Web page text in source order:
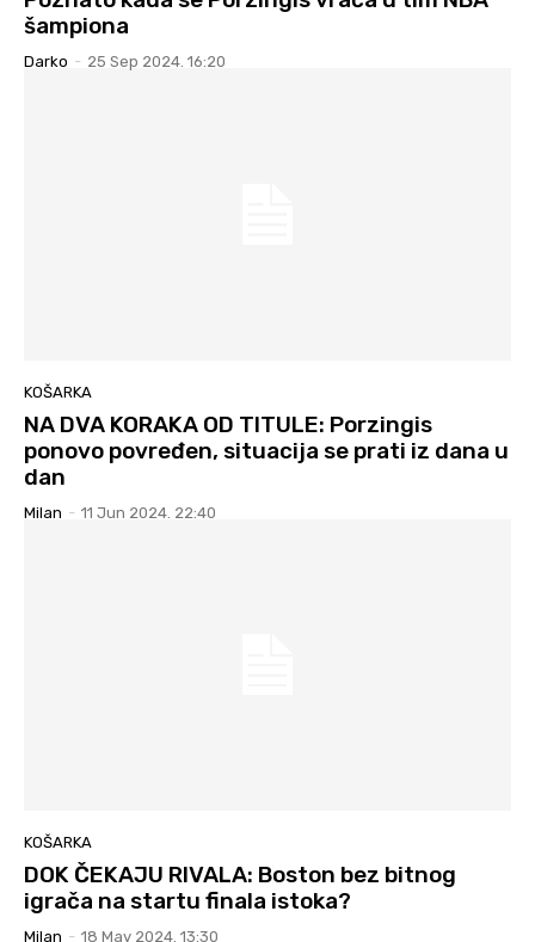
šampiona
Darko - 25 Sep 2024. 16:20
KOŠARKA
NA DVA KORAKA OD TITULE: Porzingis
ponovo povređen, situacija se prati iz dana u
dan
Milan - 11 Jun 2024. 22:40
KOŠARKA
DOK ČEKAJU RIVALA: Boston bez bitnog
igrača na startu finala istoka?
Milan - 18 May 2024. 13:30